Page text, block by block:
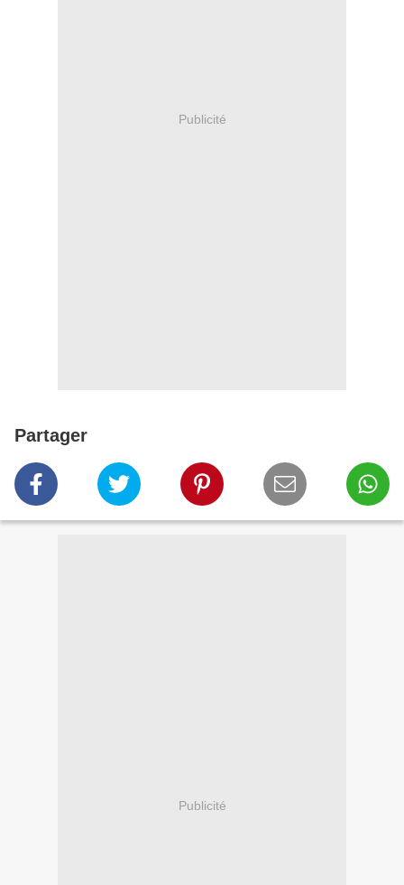
Publicité
Partager
Publicité